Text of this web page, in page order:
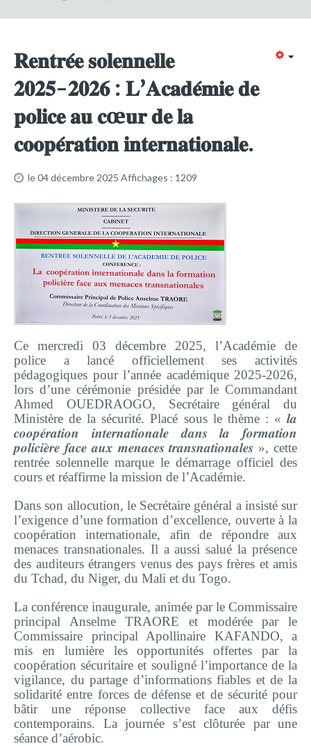
Formation continue
Avec la POLI.DH
Activités
bulletins électroniques d'information
Avec la Fondation Hanns Seidel
Documentations
Avec l'Institut Danois des Droits de l'Homme
Activités
Publications à télécharger
E-services
Plateforme pédagogique
Bibliothèque en ligne
Centre de téléchargement
Nous Ecrire
logo
𝐑𝐞𝐧𝐭𝐫𝐞́𝐞 𝐬𝐨𝐥𝐞𝐧𝐧𝐞𝐥𝐥𝐞
𝟐𝟎𝟐𝟓-𝟐𝟎𝟐𝟔 : 𝐋’𝐀𝐜𝐚𝐝𝐞́𝐦𝐢𝐞 𝐝𝐞
𝐩𝐨𝐥𝐢𝐜𝐞 𝐚𝐮 𝐜œ𝐮𝐫 𝐝𝐞 𝐥𝐚
𝐜𝐨𝐨𝐩𝐞́𝐫𝐚𝐭𝐢𝐨𝐧 𝐢𝐧𝐭𝐞𝐫𝐧𝐚𝐭𝐢𝐨𝐧𝐚𝐥𝐞.
le 04 décembre 2025 Affichages : 1209
Ce mercredi 03 décembre 2025, l’Académie de
police a lancé officiellement ses activités
pédagogiques pour l’année académique 2025-2026,
lors d’une cérémonie présidée par le Commandant
Ahmed OUEDRAOGO, Secrétaire général du
Ministère de la sécurité. Placé sous le thème : « 𝒍𝒂
𝒄𝒐𝒐𝒑𝒆́𝒓𝒂𝒕𝒊𝒐𝒏 𝒊𝒏𝒕𝒆𝒓𝒏𝒂𝒕𝒊𝒐𝒏𝒂𝒍𝒆 𝒅𝒂𝒏𝒔 𝒍𝒂 𝒇𝒐𝒓𝒎𝒂𝒕𝒊𝒐𝒏
𝒑𝒐𝒍𝒊𝒄𝒊𝒆̀𝒓𝒆 𝒇𝒂𝒄𝒆 𝒂𝒖𝒙 𝒎𝒆𝒏𝒂𝒄𝒆𝒔 𝒕𝒓𝒂𝒏𝒔𝒏𝒂𝒕𝒊𝒐𝒏𝒂𝒍𝒆𝒔 », cette
rentrée solennelle marque le démarrage officiel des
cours et réaffirme la mission de l’Académie.
Dans son allocution, le Secrétaire général a insisté sur
l’exigence d’une formation d’excellence, ouverte à la
coopération internationale, afin de répondre aux
menaces transnationales. Il a aussi salué la présence
des auditeurs étrangers venus des pays frères et amis
du Tchad, du Niger, du Mali et du Togo.
La conférence inaugurale, animée par le Commissaire
principal Anselme TRAORE et modérée par le
Commissaire principal Apollinaire KAFANDO, a
mis en lumière les opportunités offertes par la
coopération sécuritaire et souligné l’importance de la
vigilance, du partage d’informations fiables et de la
solidarité entre forces de défense et de sécurité pour
bâtir une réponse collective face aux défis
contemporains. La journée s’est clôturée par une
séance d’aérobic.